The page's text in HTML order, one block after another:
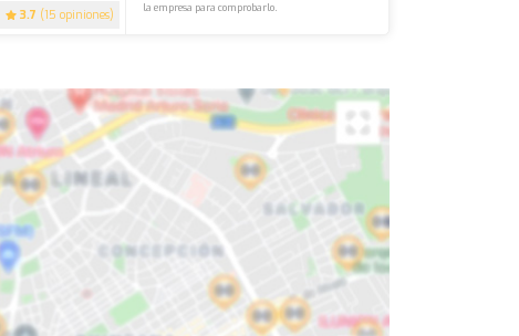
3.7 (15 opiniones)
la empresa para comprobarlo.